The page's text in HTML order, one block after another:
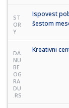
ST
OR
Y
Ispovest
šestom
DA
NU
BE
OG
RA
DU
.RS
Kreativni